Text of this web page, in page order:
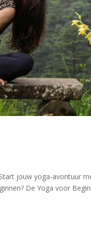
jouw yoga-avontuur
De Yoga voor